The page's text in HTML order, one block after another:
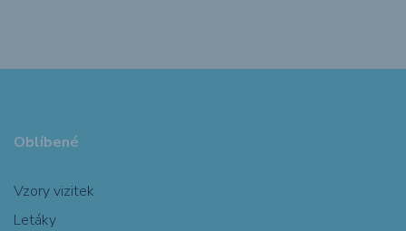
Oblíbené
Vzory vizitek
Letáky